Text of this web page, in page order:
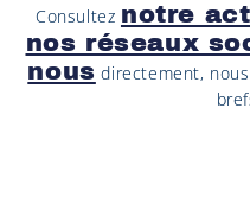
Consultez notre
nos réseaux
nous directement,